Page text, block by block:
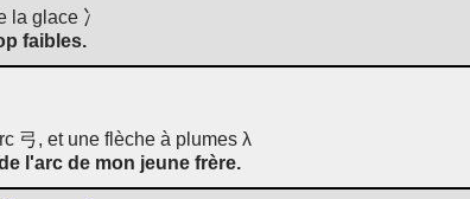
la glace 冫
faibles.
弓, et une flèche à plumes λ
l'arc de mon jeune frère.